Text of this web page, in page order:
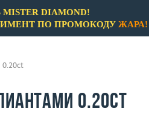
DIAMOND!
ПО ПРОМОКОДУ ЖАРА!
0.20ct
0.20ct